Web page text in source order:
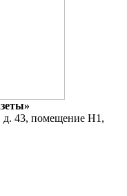
д. 43, помещение Н1,